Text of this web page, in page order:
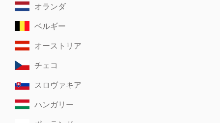
オランダ
ベルギー
オーストリア
チェコ
スロヴァキア
ハンガリー